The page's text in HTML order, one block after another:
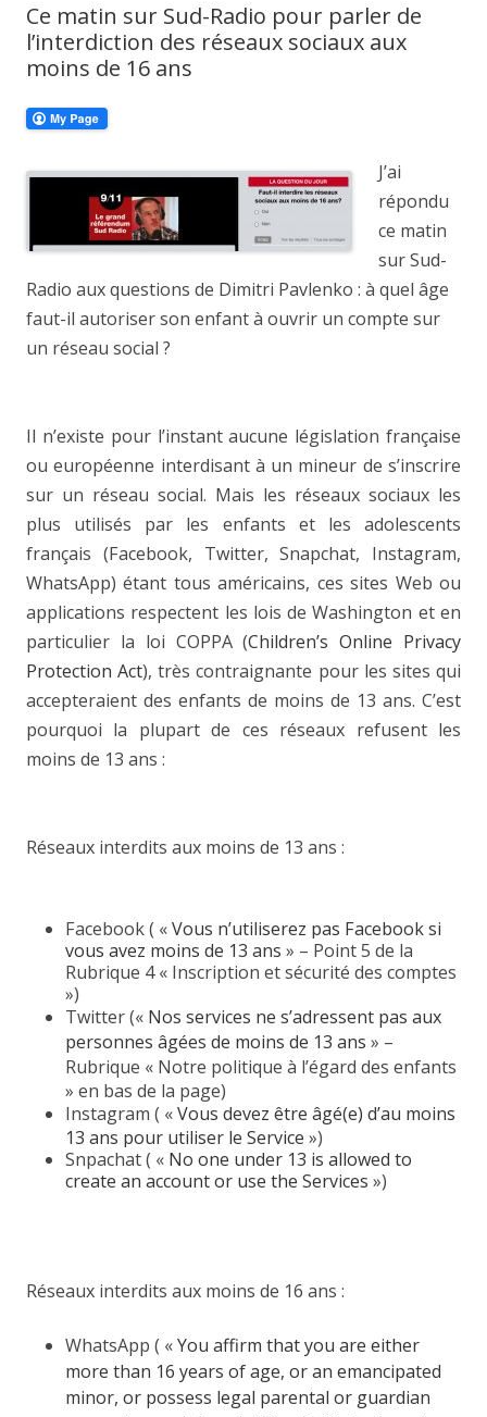
Ce matin sur Sud-Radio pour parler de
l’interdiction des réseaux sociaux aux
moins de 16 ans
J’ai
répondu
ce matin
sur Sud-
Radio aux questions de Dimitri Pavlenko : à quel âge
faut-il autoriser son enfant à ouvrir un compte sur
un réseau social ?
Il n’existe pour l’instant aucune législation française
ou européenne interdisant à un mineur de s’inscrire
sur un réseau social. Mais les réseaux sociaux les
plus utilisés par les enfants et les adolescents
français (Facebook, Twitter, Snapchat, Instagram,
WhatsApp)étant tous américains, ces sites Web ou
applications respectent les lois de Washington et en
particulier la loi COPPA (Children’s Online Privacy
Protection Act), très contraignante pour les sites qui
accepteraient des enfants de moins de 13 ans. C’est
pourquoi la plupart de ces réseaux refusent les
moins de 13 ans :
Réseaux interdits aux moins de 13 ans :
Facebook ( «Vous n’utiliserez pas Facebook si
vous avez moins de 13 ans » – Point 5 de la
Rubrique 4 « Inscription et sécurité des comptes
»)
Twitter (« Nos services ne s’adressent pas aux
personnes âgées de moins de 13 ans » –
Rubrique « Notre politique à l’égard des enfants
» en bas de la page)
Instagram ( «Vous devez être âgé(e) d’au moins
13 ans pour utiliser le Service »)
Snpachat ( « No one under 13 is allowed to
create an account or use the Services »)
Réseaux interdits aux moins de 16 ans :
WhatsApp ( «You affirm that you are either
more than 16 years of age, or an emancipated
minor, or possess legal parental or guardian